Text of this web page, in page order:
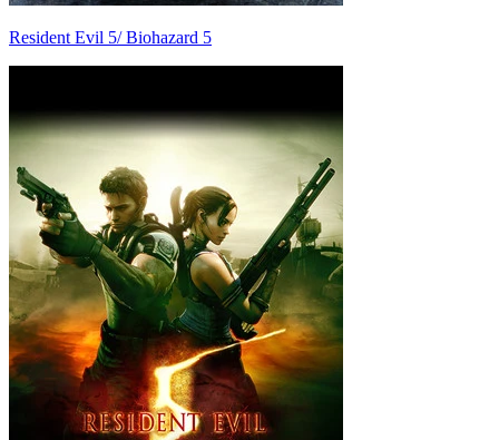
Resident Evil 5/ Biohazard 5